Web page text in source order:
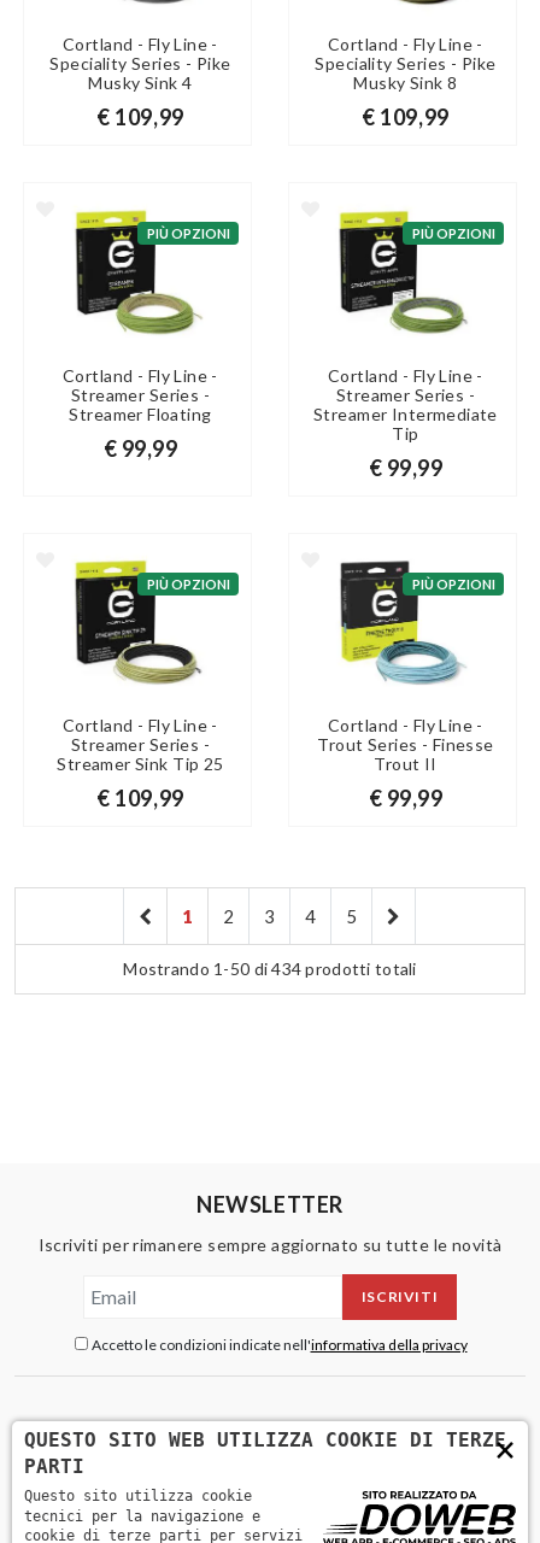
Cortland - Fly Line -
Speciality Series - Pike
Musky Sink 4
€ 109,99
Cortland - Fly Line -
Speciality Series - Pike
Musky Sink 8
€ 109,99
PIÙ OPZIONI
Cortland - Fly Line -
Streamer Series -
Streamer Floating
€ 99,99
PIÙ OPZIONI
Cortland - Fly Line -
Streamer Series -
Streamer Intermediate
Tip
€ 99,99
PIÙ OPZIONI
Cortland - Fly Line -
Streamer Series -
Streamer Sink Tip 25
€ 109,99
PIÙ OPZIONI
Cortland - Fly Line -
Trout Series - Finesse
Trout II
€ 99,99
1 2 3 4 5
Mostrando 1-50 di 434 prodotti totali
NEWSLETTER
Iscriviti per rimanere sempre aggiornato su tutte le novità
ISCRIVITI
Accetto le condizioni indicate nell'informativa della privacy
×
QUESTO SITO WEB UTILIZZA COOKIE DI TERZE
PARTI
Questo sito utilizza cookie
tecnici per la navigazione e
cookie di terze parti per servizi